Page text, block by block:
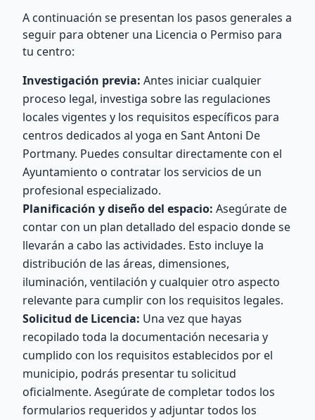
A continuación se presentan los pasos generales a
seguir para obtener una Licencia o Permiso para
tu centro:
Investigación previa: Antes iniciar cualquier
proceso legal, investiga sobre las regulaciones
locales vigentes y los requisitos específicos para
centros dedicados al yoga en Sant Antoni De
Portmany. Puedes consultar directamente con el
Ayuntamiento o contratar los servicios de un
profesional especializado.
Planificación y diseño del espacio: Asegúrate de
contar con un plan detallado del espacio donde se
llevarán a cabo las actividades. Esto incluye la
distribución de las áreas, dimensiones,
iluminación, ventilación y cualquier otro aspecto
relevante para cumplir con los requisitos legales.
Solicitud de Licencia: Una vez que hayas
recopilado toda la documentación necesaria y
cumplido con los requisitos establecidos por el
municipio, podrás presentar tu solicitud
oficialmente. Asegúrate de completar todos los
formularios requeridos y adjuntar todos los